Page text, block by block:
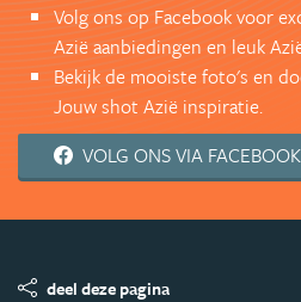
Volg ons op Facebook voor
Azië aanbiedingen en leuk
Bekijk de mooiste foto's en
Jouw shot Azië inspiratie.
VOLG ONS VIA FACEBOOK
deel deze pagina